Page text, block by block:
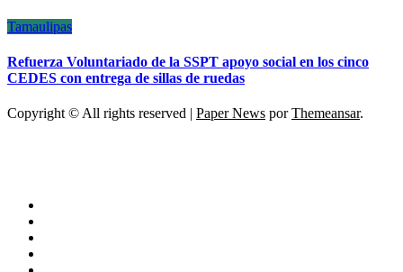
Tamaulipas
Refuerza Voluntariado de la SSPT apoyo social en los cinco
CEDES con entrega de sillas de ruedas
Copyright © All rights reserved | Paper News porThemeansar.